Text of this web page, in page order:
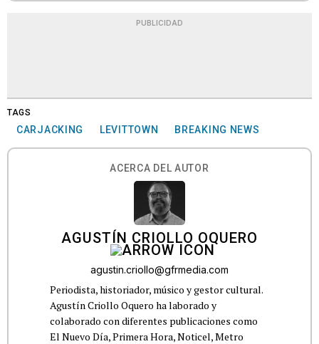
PUBLICIDAD
TAGS
CARJACKING LEVITTOWN BREAKING NEWS
ACERCA DEL AUTOR
AGUSTÍN CRIOLLO OQUERO
agustin.criollo@gfrmedia.com
Periodista, historiador, músico y gestor cultural.
Agustín Criollo Oquero ha laborado y
colaborado con diferentes publicaciones como
El Nuevo Día, Primera Hora, Noticel, Metro